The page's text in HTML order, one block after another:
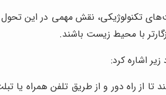
نقش مهمی در این تحول
با محیط زیست باشند.
اشاره کرد:
از راه دور و از طریق تلفن همراه یا